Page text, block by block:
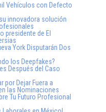
Vehículos con Defecto
innovadora solución
presidente de El
York Disputarán Dos
los Deepfakes?
Después del Caso
por Dejar Fuera a
las Nominaciones
Tu Futuro Profesional